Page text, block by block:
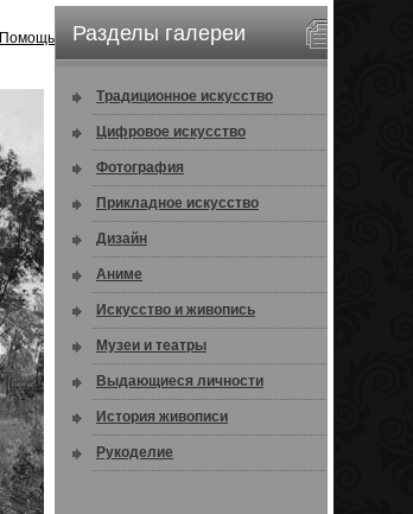
Помощь Разделы галереи
Традиционное искусство
Цифровое искусство
Фотография
Прикладное искусство
Дизайн
Аниме
Искусство и живопись
Музеи и театры
Выдающиеся личности
История живописи
Рукоделие